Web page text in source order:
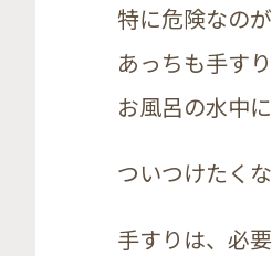
特に危険なの
あっちも手す
お風呂の水中
ついつけたく
手すりは、必